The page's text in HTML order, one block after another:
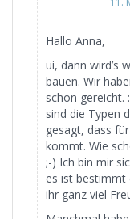
Hallo Anna,
ui, dann wird’s
bauen. Wir
schon gereicht.
sind die Typen
gesagt, dass
kommt. Wie
;-) Ich bin mir
es ist bestimmt
ihr ganz viel